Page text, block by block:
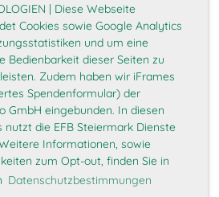
| Diese Webseite
Cookies sowie Google Analytics
und um eine
Bedienbarkeit dieser Seiten zu
Zudem haben wir iFrames
Spendenformular) der
GmbH eingebunden. In diesen
nutzt die EFB Steiermark Dienste
Informationen, sowie
zum Opt-out, finden Sie in
Datenschutzbestimmungen